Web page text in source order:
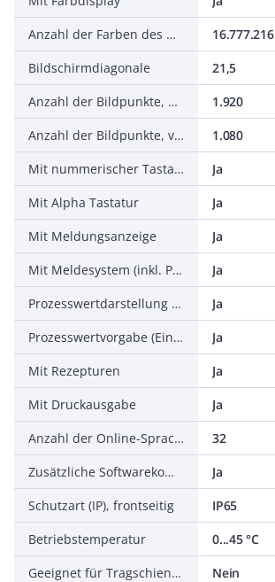
Anzahl der Farben des Displays
16.777.216
Bildschirmdiagonale
21,5
Anzahl der Bildpunkte, horizontal
1.920
Anzahl der Bildpunkte, vertikal
1.080
Mit nummerischer Tastatur
Ja
Mit Alpha Tastatur
Ja
Mit Meldungsanzeige
Ja
Mit Meldesystem (inkl. Puffer und Quittierung)
Ja
Prozesswertdarstellung (Ausgabe) möglich
Ja
Prozesswertvorgabe (Eingabe) möglich
Ja
Mit Rezepturen
Ja
Mit Druckausgabe
Ja
Anzahl der Online-Sprachen
32
Zusätzliche Softwarekomponenten, ladbar
Ja
Schutzart (IP), frontseitig
IP65
Betriebstemperatur
0...45 °C
Geeignet für Tragschienenmontage
Nein